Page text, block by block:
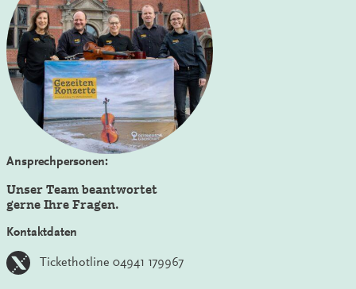
Ansprechpersonen:
Unser Team beantwortet
gerne Ihre Fragen.
Kontaktdaten
Tickethotline 04941 179967